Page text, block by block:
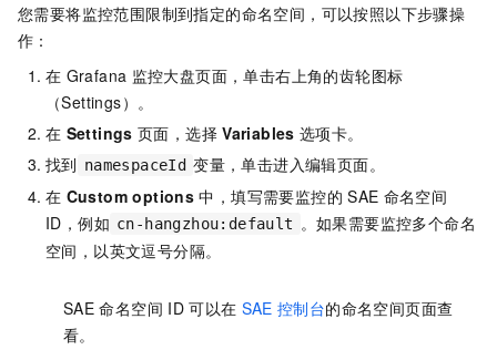
您需要将监控范围限制到指定的命名空间，可以按照以下步骤操
作：
在 Grafana 监控大盘页面，单击右上角的齿轮图标
（Settings）。
在 Settings 页面，选择 Variables 选项卡。
找到 namespaceId 变量，单击进入编辑页面。
在 Custom options 中，填写需要监控的 SAE 命名空间
ID，例如 cn-hangzhou:default
。如果需要监控多个命名
空间，以英文逗号分隔。
SAE 命名空间 ID 可以在 SAE 控制台的命名空间页面查
看。